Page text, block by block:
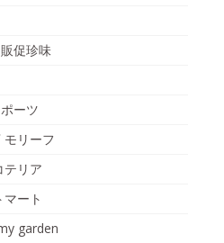
促珍味
ーツ
リーフ
テリア
ート
garden